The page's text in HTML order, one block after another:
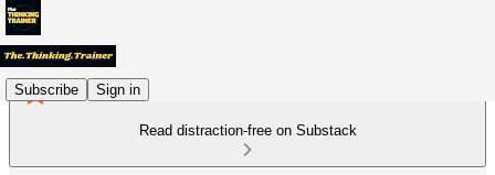
Subscribe Sign in
Read distraction-free on Substack